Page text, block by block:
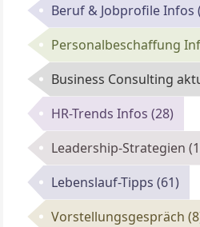
Beruf & Jobprofile Infos
Personalbeschaffung
Business Consulting
HR-Trends Infos(28)
Leadership-Strategien
Lebenslauf-Tipps(61)
Vorstellungsgespräch